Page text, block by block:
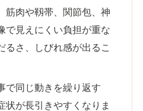
筋肉や靱帯、関節包、神
で見えにくい負担が重な
るさ、しびれ感が出るこ
で同じ動きを繰り返す
状が長引きやすくなりま